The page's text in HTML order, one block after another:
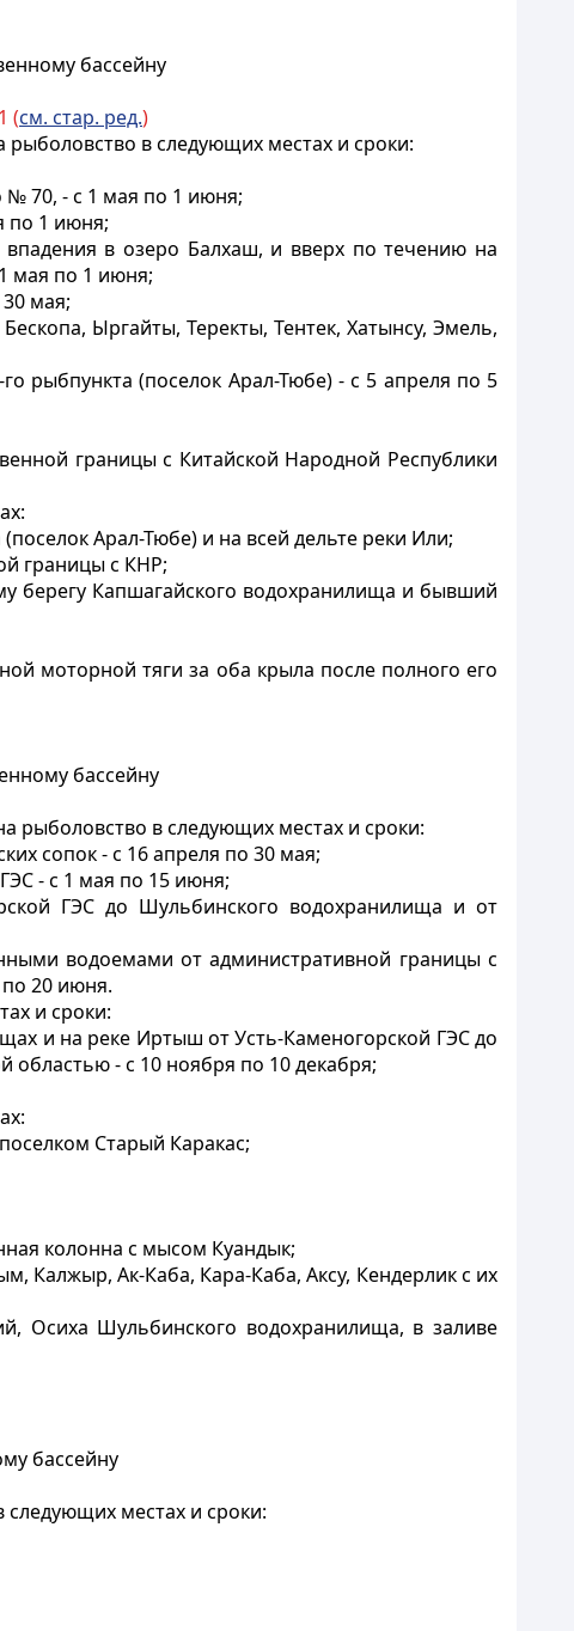
бассейну
(см. стар. ред.)
в следующих местах и сроки:
№ 70, - с 1 мая по 1 июня;
по 1 июня;
впадения в озеро Балхаш, и вверх по течению на
мая по 1 июня;
мая;
Ыргайты, Теректы, Тентек, Хатынсу, Эмель,
рыбпункта (поселок Арал-Тюбе) - с 5 апреля по 5
границы с Китайской Народной Республики
Арал-Тюбе) и на всей дельте реки Или;
границы с КНР;
берегу Капшагайского водохранилища и бывший
моторной тяги за оба крыла после полного его
бассейну
рыболовство в следующих местах и сроки:
сопок - с 16 апреля по 30 мая;
- с 1 мая по 15 июня;
ГЭС до Шульбинского водохранилища и от
водоемами от административной границы с
20 июня.
и сроки:
и на реке Иртыш от Усть-Каменогорской ГЭС до
- с 10 ноября по 10 декабря;
Старый Каракас;
колонна с мысом Куандык;
Калжыр, Ак-Каба, Кара-Каба, Аксу, Кендерлик с их
Осиха Шульбинского водохранилища, в заливе
бассейну
местах и сроки: